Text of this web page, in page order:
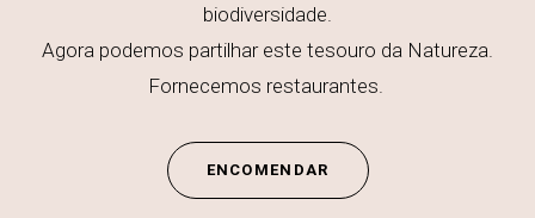
biodiversidade.
Agora podemos partilhar este tesouro da Natureza.
Fornecemos restaurantes.
ENCOMENDAR